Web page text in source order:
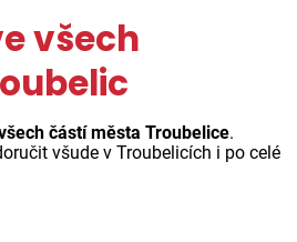
všech
částí města Troubelice.
všude v Troubelicích i po celé